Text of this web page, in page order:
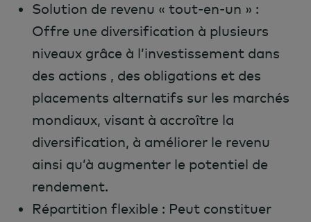
Solution de revenu « tout-en-un » :
Offre une diversification à plusieurs
niveaux grâce à l’investissement dans
des actions , des obligations et des
placements alternatifs sur les marchés
mondiaux, visant à accroître la
diversification, à améliorer le revenu
ainsi qu’à augmenter le potentiel de
rendement.
Répartition flexible : Peut constituer